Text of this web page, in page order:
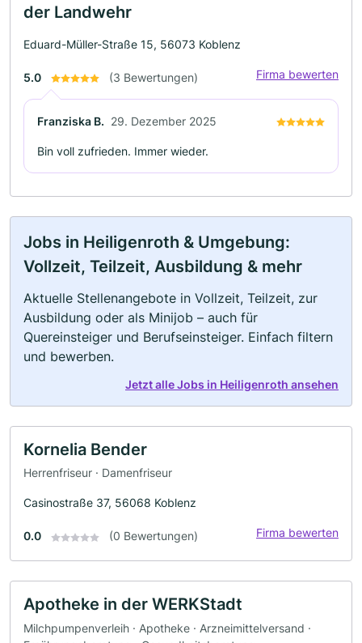
der Landwehr
Eduard-Müller-Straße 15, 56073 Koblenz
5.0 (3 Bewertungen) Firma bewerten
Franziska B. 29. Dezember 2025
Bin voll zufrieden. Immer wieder.
Jobs in Heiligenroth & Umgebung:
Vollzeit, Teilzeit, Ausbildung & mehr
Aktuelle Stellenangebote in Vollzeit, Teilzeit, zur
Ausbildung oder als Minijob – auch für
Quereinsteiger und Berufseinsteiger. Einfach filtern
und bewerben.
Jetzt alle Jobs in Heiligenroth ansehen
Kornelia Bender
Herrenfriseur · Damenfriseur
Casinostraße 37, 56068 Koblenz
0.0 (0 Bewertungen) Firma bewerten
Apotheke in der WERKStadt
Milchpumpenverleih · Apotheke · Arzneimittelversand ·